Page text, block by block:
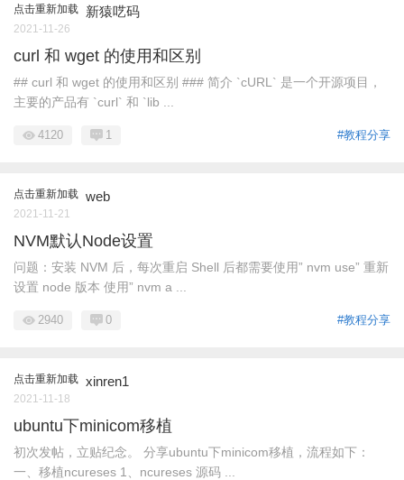
点击重新加载 新猿呓码
2021-11-26
curl 和 wget 的使用和区别
## curl 和 wget 的使用和区别 ### 简介 `cURL` 是一个开源项目，
主要的产品有 `curl` 和 `lib ...
#教程分享
4120 1
点击重新加载 web
2021-11-21
NVM默认Node设置
问题：安装 NVM 后，每次重启 Shell 后都需要使用” nvm use” 重新
设置 node 版本 使用” nvm a ...
#教程分享
2940 0
点击重新加载 xinren1
2021-11-18
ubuntu下minicom移植
初次发帖，立贴纪念。 分享ubuntu下minicom移植，流程如下：
一、移植ncureses 1、ncureses 源码 ...